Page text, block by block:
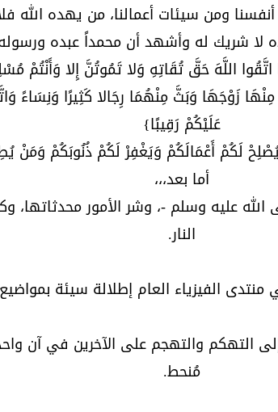
ومن سيئات أعمالنا، من يهده
لا شريك له وأشهد أن محمداً عبده
اتَّقُوا اللَّهَ حَقَّ تُقَاتِهِ وَلا تَمُوتُنَّ إِلا وَأَنْتُمْ
زَوْجَهَا وَبَثَّ مِنْهُمَا رِجَالا كَثِيرًا وَنِسَاءً
عَلَيْكُمْ رَقِيبًا}
يُصْلِحْ لَكُمْ أَعْمَالَكُمْ وَيَغْفِرْ لَكُمْ ذُنُوبَكُمْ
أما بعد،،،
عليه وسلم -، وشر الأمور محدثاتها،
النار.
الفيزياء العام إطلالة سيئة
التهكم والتهجم على الآخرين في آن
مُنحط.